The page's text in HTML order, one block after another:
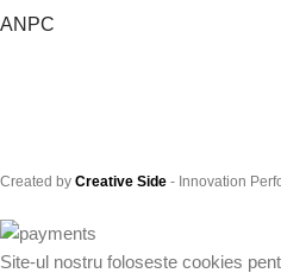
ANPC
Created by Creative Side - Innovation
Site-ul nostru foloseste cookies